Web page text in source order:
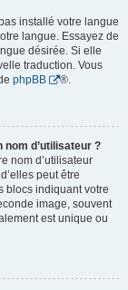
installé votre langue
langue. Essayez de
désirée. Si elle
traduction. Vous
phpBB ®.
d’utilisateur ?
nom d’utilisateur
peut être
blocs indiquant votre
image, souvent
est unique ou